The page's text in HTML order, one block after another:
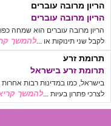
הריון מרובה עוברים
הריון מרובה עוברים
הריון מרובה עוברים הוא שמחה
לקבל שני תינוקות או ...להמשך
תרומת זרע
תרומת זרע בישראל
בישראל, כמו במדינות רבות
לצרכי פתרון בעיות ...להמשך